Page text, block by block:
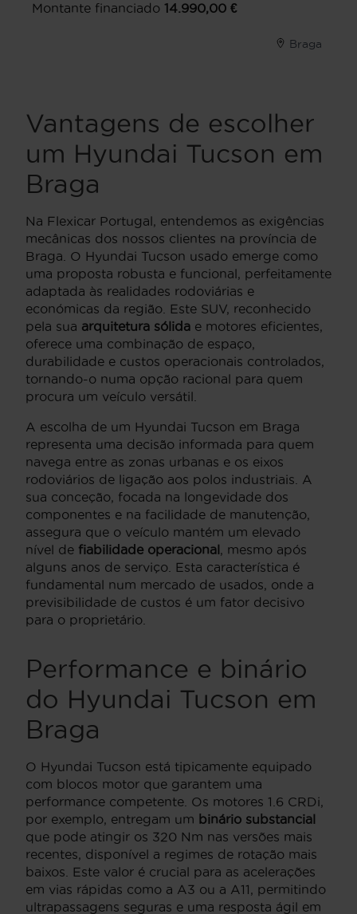
Montante financiado 14.990,00 €
Braga
Vantagens de escolher
um Hyundai Tucson em
Braga
Na Flexicar Portugal, entendemos as exigências
mecânicas dos nossos clientes na província de
Braga. O Hyundai Tucson usado emerge como
uma proposta robusta e funcional, perfeitamente
adaptada às realidades rodoviárias e
económicas da região. Este SUV, reconhecido
pela sua arquitetura sólida e motores eficientes,
oferece uma combinação de espaço,
durabilidade e custos operacionais controlados,
tornando-o numa opção racional para quem
procura um veículo versátil.
A escolha de um Hyundai Tucson em Braga
representa uma decisão informada para quem
navega entre as zonas urbanas e os eixos
rodoviários de ligação aos polos industriais. A
sua conceção, focada na longevidade dos
componentes e na facilidade de manutenção,
assegura que o veículo mantém um elevado
nível de fiabilidade operacional, mesmo após
alguns anos de serviço. Esta característica é
fundamental num mercado de usados, onde a
previsibilidade de custos é um fator decisivo
para o proprietário.
Performance e binário
do Hyundai Tucson em
Braga
O Hyundai Tucson está tipicamente equipado
com blocos motor que garantem uma
performance competente. Os motores 1.6 CRDi,
por exemplo, entregam um binário substancial
que pode atingir os 320 Nm nas versões mais
recentes, disponível a regimes de rotação mais
baixos. Este valor é crucial para as acelerações
em vias rápidas como a A3 ou a A11, permitindo
ultrapassagens seguras e uma resposta ágil em